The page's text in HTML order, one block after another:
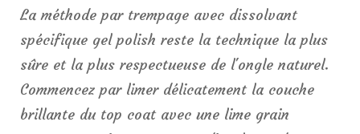
La méthode par trempage avec dissolvant
spécifique gel polish reste la technique la plus
sûre et la plus respectueuse de l'ongle naturel.
Commencez par limer délicatement la couche
brillante du top coat avec une lime grain